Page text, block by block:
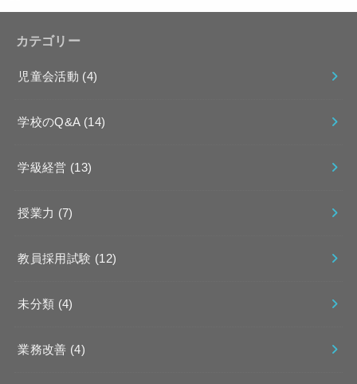
カテゴリー
児童会活動 (4)
学校のQ&A (14)
学級経営 (13)
授業力 (7)
教員採用試験 (12)
未分類 (4)
業務改善 (4)